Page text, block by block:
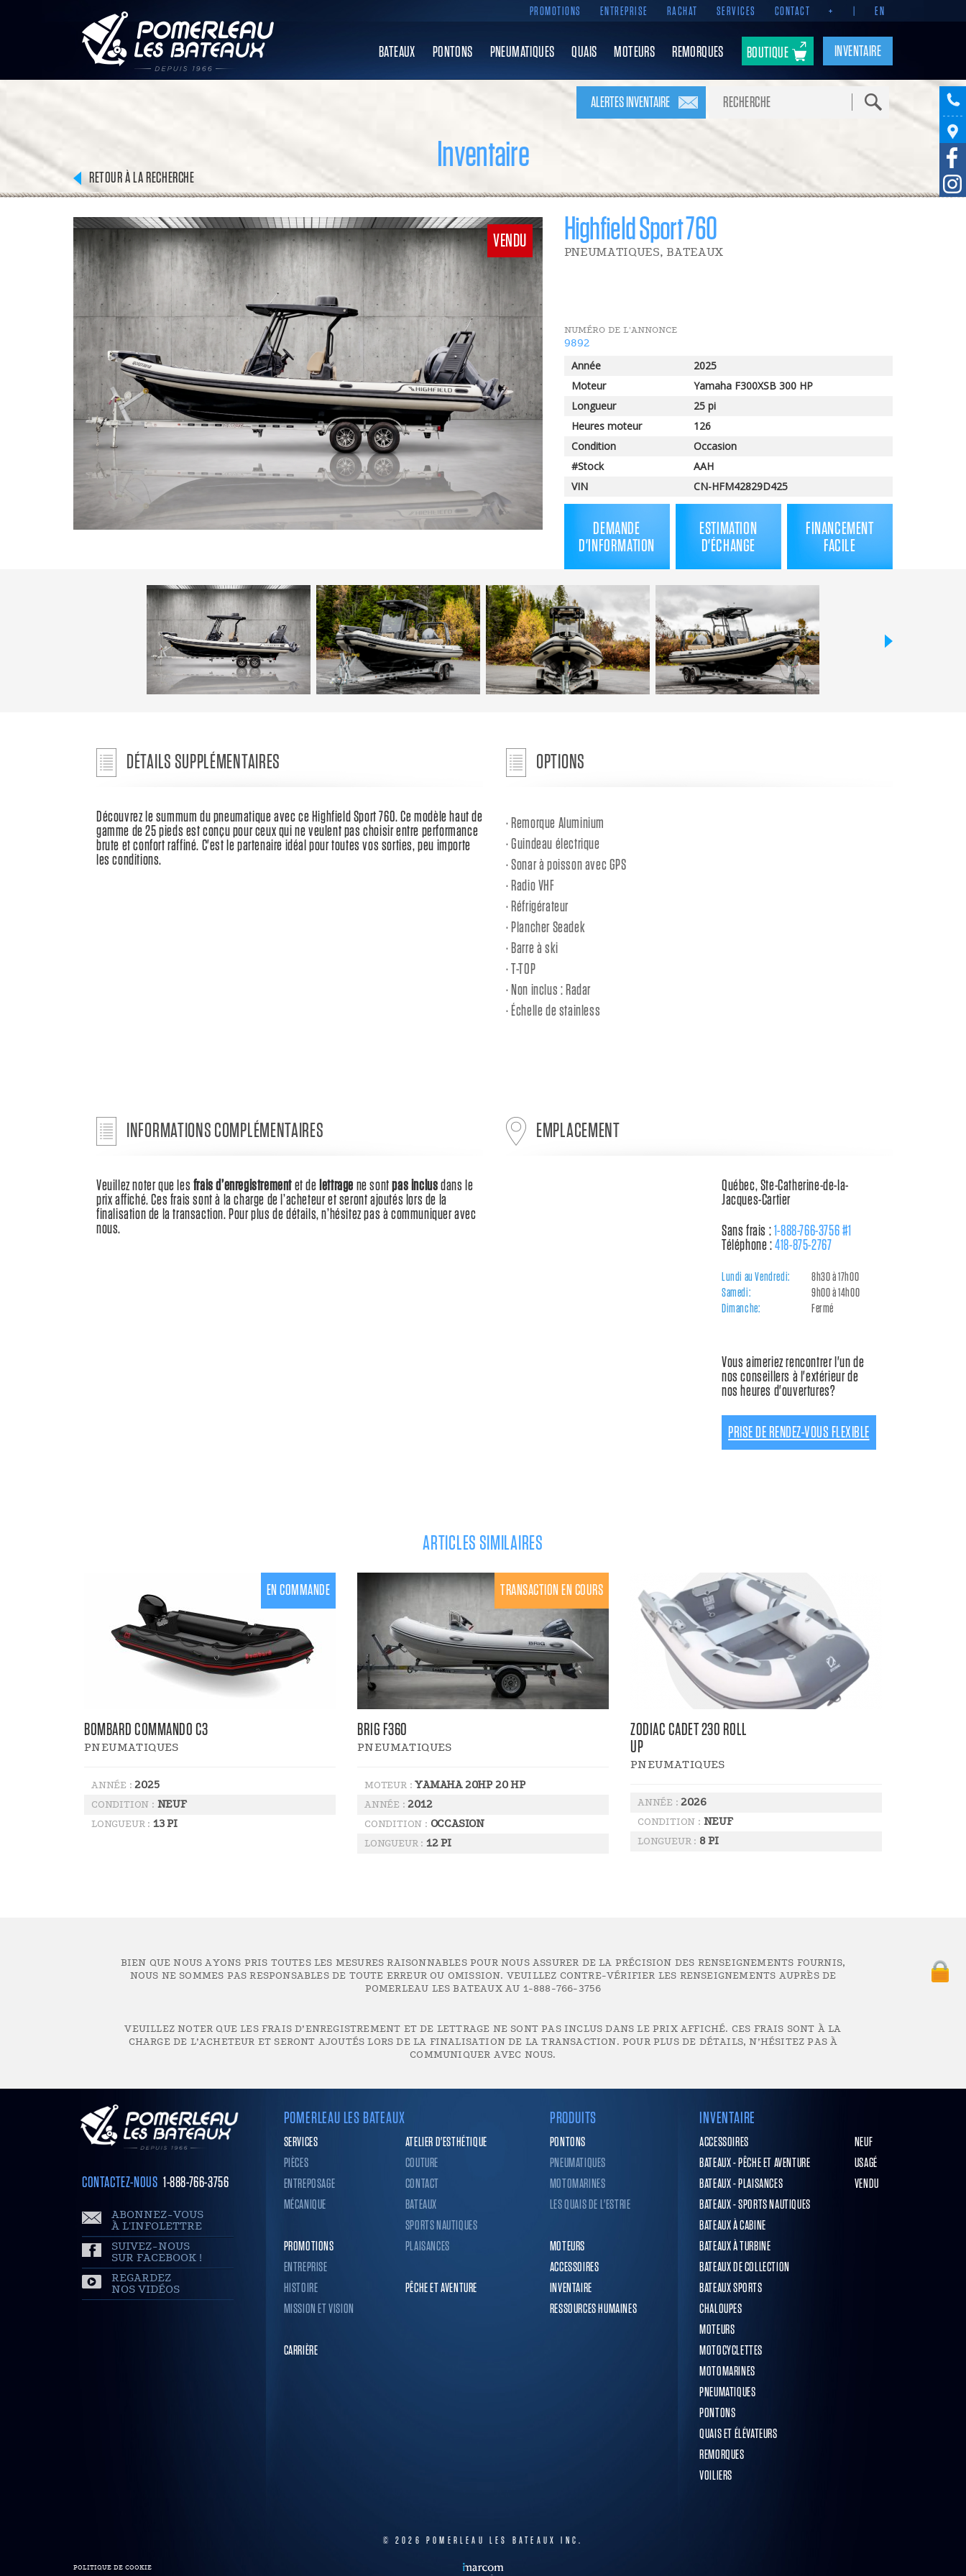
ALERTES INVENTAIRE
BATEAUX PONTONS PNEUMATIQUES QUAIS MOTEURS REMORQUES BOUTIQUE INVENTAIRE
PROMOTIONS ENTREPRISE RACHAT SERVICES CONTACT + EN
Inventaire
RETOUR À LA RECHERCHE
VENDU Highfield Sport 760
PNEUMATIQUES, BATEAUX
NUMÉRO DE L'ANNONCE
9892
Année
2025
Moteur
Yamaha F300XSB 300 HP
Longueur
25 pi
Heures moteur
126
Condition
Occasion
#Stock
AAH
VIN
CN-HFM42829D425
DEMANDE
D'INFORMATION
ESTIMATION
D'ÉCHANGE
FINANCEMENT
FACILE
DÉTAILS SUPPLÉMENTAIRES
Découvrez le summum du pneumatique avec ce Highfield Sport 760. Ce modèle haut de
gamme de 25 pieds est conçu pour ceux qui ne veulent pas choisir entre performance
brute et confort raffiné. C'est le partenaire idéal pour toutes vos sorties, peu importe
les conditions.
OPTIONS
Remorque Aluminium
Guindeau électrique
Sonar à poisson avec GPS
Radio VHF
Réfrigérateur
Plancher Seadek
Barre à ski
T-TOP
Non inclus : Radar
Échelle de stainless
INFORMATIONS COMPLÉMENTAIRES
Veuillez noter que les frais d’enregistrementet de lettrage ne sontpas inclusdans le
prix affiché. Ces frais sont à la charge de l’acheteur et seront ajoutés lors de la
finalisation de la transaction. Pour plus de détails, n’hésitez pas à communiquer avec
nous.
EMPLACEMENT
Québec, Ste-Catherine-de-la-
Jacques-Cartier
Sans frais :1-888-766-3756 #1
Téléphone :418-875-2767
Lundi au Vendredi:
8h30 à 17h00
Samedi:
9h00 à 14h00
Dimanche:
Fermé
Vous aimeriez rencontrer l'un de
nos conseillers à l'extérieur de
nos heures d'ouvertures?
PRISE DE RENDEZ-VOUS FLEXIBLE
ARTICLES SIMILAIRES
EN COMMANDE
BOMBARD COMMANDO C3
PNEUMATIQUES
ANNÉE :2025
CONDITION : NEUF
LONGUEUR : 13 PI
TRANSACTION EN COURS
BRIG F360
PNEUMATIQUES
MOTEUR :YAMAHA 20HP 20 HP
ANNÉE :2012
CONDITION : OCCASION
LONGUEUR : 12 PI
ZODIAC CADET 230 ROLL
UP
PNEUMATIQUES
ANNÉE :2026
CONDITION : NEUF
LONGUEUR : 8 PI
BIEN QUE NOUS AYONS PRIS TOUTES LES MESURES RAISONNABLES POUR NOUS ASSURER DE LA PRÉCISION DES RENSEIGNEMENTS FOURNIS,
NOUS NE SOMMES PAS RESPONSABLES DE TOUTE ERREUR OU OMISSION. VEUILLEZ CONTRE-VÉRIFIER LES RENSEIGNEMENTS AUPRÈS DE
POMERLEAU LES BATEAUX AU 1-888-766-3756
VEUILLEZ NOTER QUE LES FRAIS D’ENREGISTREMENT ET DE LETTRAGE NE SONT PAS INCLUS DANS LE PRIX AFFICHÉ. CES FRAIS SONT À LA
CHARGE DE L’ACHETEUR ET SERONT AJOUTÉS LORS DE LA FINALISATION DE LA TRANSACTION. POUR PLUS DE DÉTAILS, N’HÉSITEZ PAS À
COMMUNIQUER AVEC NOUS.
CONTACTEZ-NOUS 1-888-766-3756
ABONNEZ-VOUS
À L'INFOLETTRE
SUIVEZ-NOUS
SUR FACEBOOK !
REGARDEZ
NOS VIDÉOS
POMERLEAU LES BATEAUX
SERVICES
PIÈCES
ENTREPOSAGE
MÉCANIQUE
PROMOTIONS
ENTREPRISE
HISTOIRE
MISSION ET VISION
CARRIÈRE
ATELIER D'ESTHÉTIQUE
COUTURE
CONTACT
BATEAUX
SPORTS NAUTIQUES
PLAISANCES
PÊCHE ET AVENTURE
PRODUITS
PONTONS
PNEUMATIQUES
MOTOMARINES
LES QUAIS DE L'ESTRIE
MOTEURS
ACCESSOIRES
INVENTAIRE
RESSOURCES HUMAINES
INVENTAIRE
ACCESSOIRES
BATEAUX - PÊCHE ET AVENTURE
BATEAUX - PLAISANCES
BATEAUX - SPORTS NAUTIQUES
BATEAUX À CABINE
BATEAUX À TURBINE
BATEAUX DE COLLECTION
BATEAUX SPORTS
CHALOUPES
MOTEURS
MOTOCYCLETTES
MOTOMARINES
PNEUMATIQUES
PONTONS
QUAIS ET ÉLÉVATEURS
REMORQUES
VOILIERS
NEUF
USAGÉ
VENDU
POLITIQUE DE COOKIE
© 2026 POMERLEAU LES BATEAUX INC.